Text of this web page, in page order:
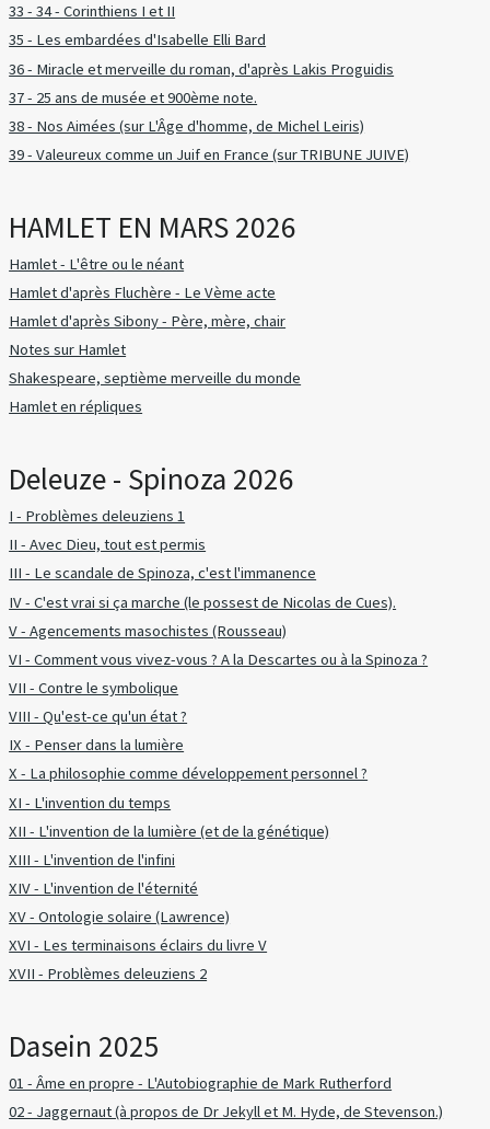
33 - 34 - Corinthiens I et II
35 - Les embardées d'Isabelle Elli Bard
36 - Miracle et merveille du roman, d'après Lakis Proguidis
37 - 25 ans de musée et 900ème note.
38 - Nos Aimées (sur L'Âge d'homme, de Michel Leiris)
39 - Valeureux comme un Juif en France (sur TRIBUNE JUIVE)
HAMLET EN MARS 2026
Hamlet - L'être ou le néant
Hamlet d'après Fluchère - Le Vème acte
Hamlet d'après Sibony - Père, mère, chair
Notes sur Hamlet
Shakespeare, septième merveille du monde
Hamlet en répliques
Deleuze - Spinoza 2026
I - Problèmes deleuziens 1
II - Avec Dieu, tout est permis
III - Le scandale de Spinoza, c'est l'immanence
IV - C'est vrai si ça marche (le possest de Nicolas de Cues).
V - Agencements masochistes (Rousseau)
VI - Comment vous vivez-vous ? A la Descartes ou à la Spinoza ?
VII - Contre le symbolique
VIII - Qu'est-ce qu'un état ?
IX - Penser dans la lumière
X - La philosophie comme développement personnel ?
XI - L'invention du temps
XII - L'invention de la lumière (et de la génétique)
XIII - L'invention de l'infini
XIV - L'invention de l'éternité
XV - Ontologie solaire (Lawrence)
XVI - Les terminaisons éclairs du livre V
XVII - Problèmes deleuziens 2
Dasein 2025
01 - Âme en propre - L'Autobiographie de Mark Rutherford
02 - Jaggernaut (à propos de Dr Jekyll et M. Hyde, de Stevenson.)